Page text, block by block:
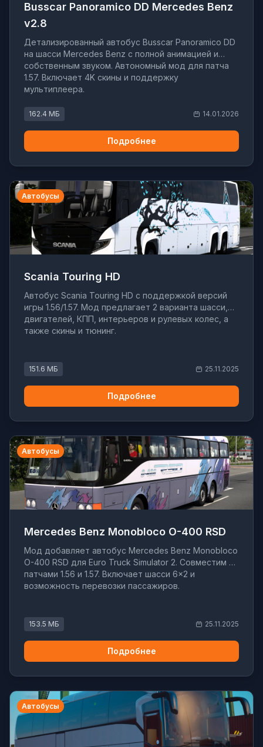
Busscar Panoramico DD Mercedes Benz
v2.8
Детализированный автобус Busscar Panoramico DD
на шасси Mercedes Benz с полной анимацией и
собственным звуком. Автономный мод для патча
1.57. Включает 4K скины и поддержку
мультиплеера.
162.4 МБ 14.01.2026
Подробнее
Автобусы
Scania Touring HD
Автобус Scania Touring HD с поддержкой версий
игры 1.56/1.57. Мод предлагает 2 варианта шасси,
двигателей, КПП, интерьеров и рулевых колес, а
также скины и тюнинг.
151.6 МБ 25.11.2025
Подробнее
Автобусы
Mercedes Benz Monobloco O-400 RSD
Мод добавляет автобус Mercedes Benz Monobloco
O-400 RSD для Euro Truck Simulator 2. Совместим с
патчами 1.56 и 1.57. Включает шасси 6×2 и
возможность перевозки пассажиров.
153.5 МБ 25.11.2025
Подробнее
Автобусы